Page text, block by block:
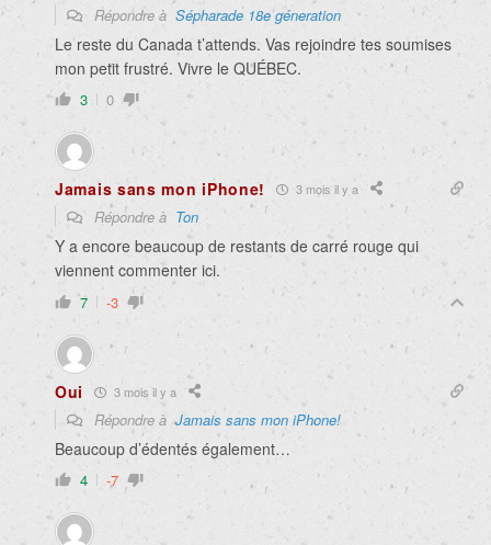
Répondre à Sépharade 18e géneration
Le reste du Canada t’attends. Vas rejoindre tes soumises
mon petit frustré. Vivre le QUÉBEC.
3 0
Jamais sans mon iPhone! 3 mois il y a
Répondre à Ton
Y a encore beaucoup de restants de carré rouge qui
viennent commenter ici.
7 -3
Oui 3 mois il y a
Répondre àJamais sans mon iPhone!
Beaucoup d’édentés également…
4 -7